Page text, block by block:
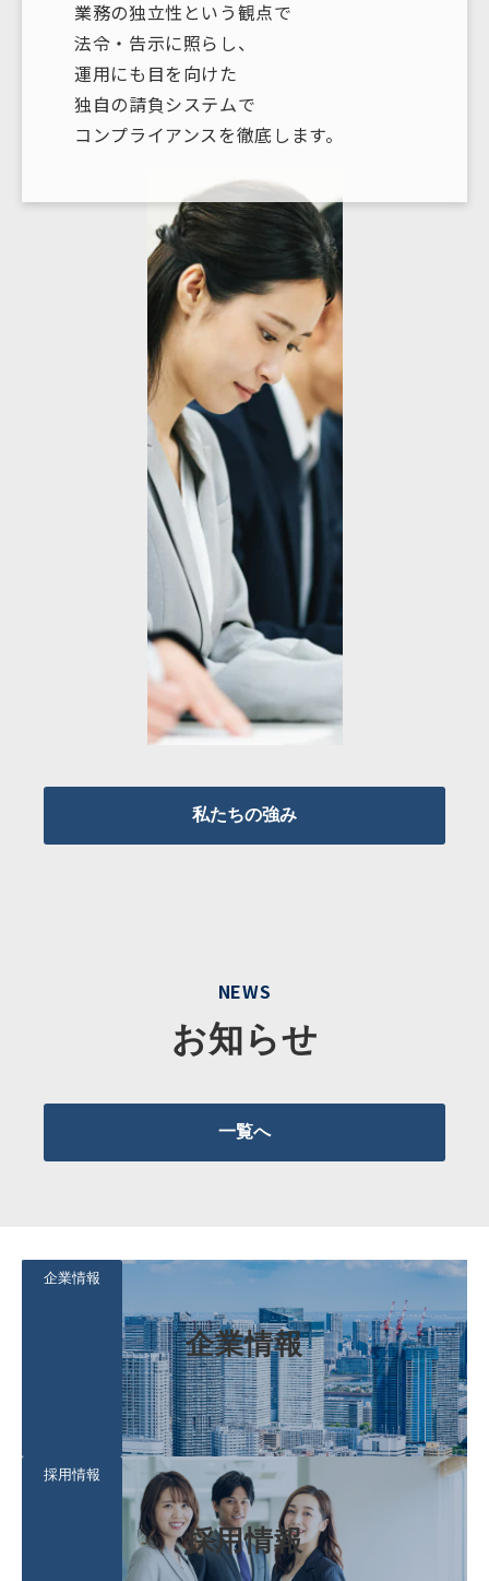
業務の独立性という観点で
法令・告示に照らし、
運用にも目を向けた
独自の請負システムで
コンプライアンスを徹底します。
私たちの強み
NEWS
お知らせ
一覧へ
企業情報
企業情報
採用情報
採用情報